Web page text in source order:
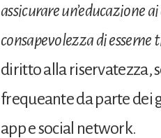
assicurare un’educazione
consapevolezza di esserne
diritto alla riservatezza,
frequeante da parte dei
app e social network.